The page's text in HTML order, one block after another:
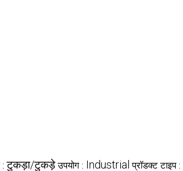
:टुकड़ा/टुकड़े उपयोग : Industrial प्रॉडक्ट टाइप :